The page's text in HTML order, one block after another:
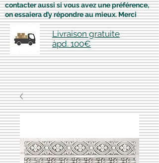
contacter aussi si vous avez une préférence,
on essaiera d’y répondre au mieux. Merci
Livraison gratuite
àpd. 100€